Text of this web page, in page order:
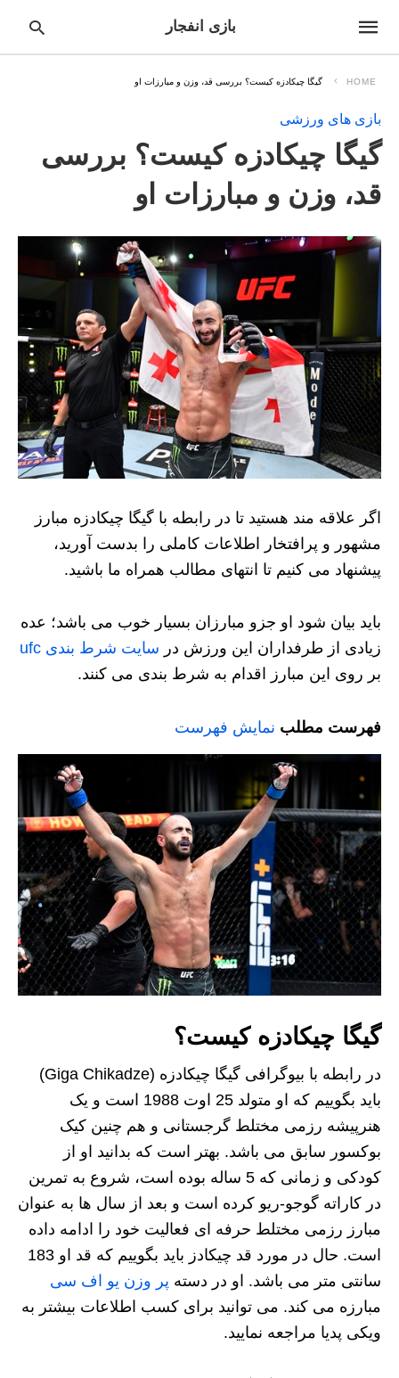
بازی انفجار
HOME گیگا چیکادزه کیست؟ بررسی قد، وزن و مبارزات او
بازی های ورزشی
گیگا چیکادزه کیست؟ بررسی
قد، وزن و مبارزات او
اگر علاقه مند هستید تا در رابطه با گیگا چیکادزه مبارز
مشهور و پرافتخار اطلاعات کاملی را بدست آورید،
پیشنهاد می کنیم تا انتهای مطالب همراه ما باشید.
باید بیان شود او جزو مبارزان بسیار خوب می باشد؛ عده
زیادی از طرفداران این ورزش در سایت شرط بندی ufc
بر روی این مبارز اقدام به شرط بندی می کنند.
فهرست مطلب نمایش فهرست
گیگا چیکادزه کیست؟
در رابطه با بیوگرافی گیگا چیکادزه (Giga Chikadze)
باید بگوییم که او متولد 25 اوت 1988 است و یک
هنرپیشه رزمی مختلط گرجستانی و هم چنین کیک
بوکسور سابق می باشد. بهتر است که بدانید او از
کودکی و زمانی که 5 ساله بوده است، شروع به تمرین
در کاراته گوجو-ریو کرده است و بعد از سال ها به عنوان
مبارز رزمی مختلط حرفه ای فعالیت خود را ادامه داده
است. حال در مورد قد چیکادز باید بگوییم که قد او 183
سانتی متر می باشد. او در دسته پر وزن یو اف سی
مبارزه می کند. می توانید برای کسب اطلاعات بیشتر به
ویکی پدیا مراجعه نمایید.